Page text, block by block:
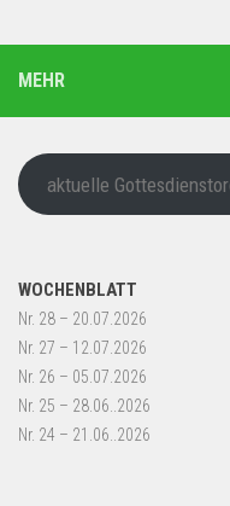
MEHR
aktuelle
WOCHENBLATT
Nr. 28 – 20.07.2026
Nr. 27 – 12.07.2026
Nr. 26 – 05.07.2026
Nr. 25 – 28.06..2026
Nr. 24 – 21.06..2026